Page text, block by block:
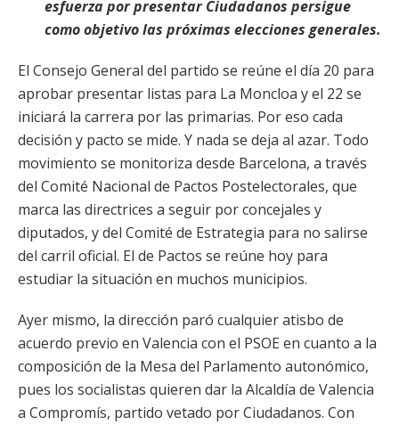
esfuerza por presentar Ciudadanos persigue
como objetivo las próximas elecciones generales.
El Consejo General del partido se reúne el día 20 para
aprobar presentar listas para La Moncloa y el 22 se
iniciará la carrera por las primarias. Por eso cada
decisión y pacto se mide. Y nada se deja al azar. Todo
movimiento se monitoriza desde Barcelona, a través
del Comité Nacional de Pactos Postelectorales, que
marca las directrices a seguir por concejales y
diputados, y del Comité de Estrategia para no salirse
del carril oficial. El de Pactos se reúne hoy para
estudiar la situación en muchos municipios.
Ayer mismo, la dirección paró cualquier atisbo de
acuerdo previo en Valencia con el PSOE en cuanto a la
composición de la Mesa del Parlamento autonómico,
pues los socialistas quieren dar la Alcaldía de Valencia
a Compromís, partido vetado por Ciudadanos. Con